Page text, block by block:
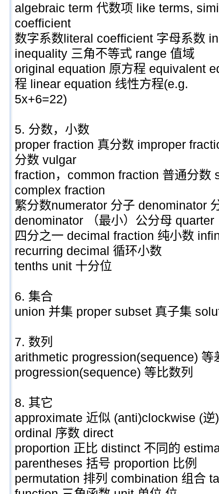
algebraic term 代数项 like terms,
coefficient
数字系数literal coefficient 字母系数
inequality 三角不等式 range 值域
original equation 原方程 equivalent
程 linear equation 线性方程(e.g.
5x+6=22)
5. 分数，小数
proper fraction 真分数 improper
分数 vulgar
fraction，common fraction 普通分数
complex fraction
繁分数numerator 分子 denominator
denominator （最小）公分母 quarter
四分之一 decimal fraction 纯小数
recurring decimal 循环小数
tenths unit 十分位
6. 集合
union 并集 proper subset 真子集
7. 数列
arithmetic progression(sequence) 等
progression(sequence) 等比数列
8. 其它
approximate 近似 (anti)clockwise (
ordinal 序数 direct
proportion 正比 distinct 不同的
parentheses 括号 proportion 比例
permutation 排列 combination 组合